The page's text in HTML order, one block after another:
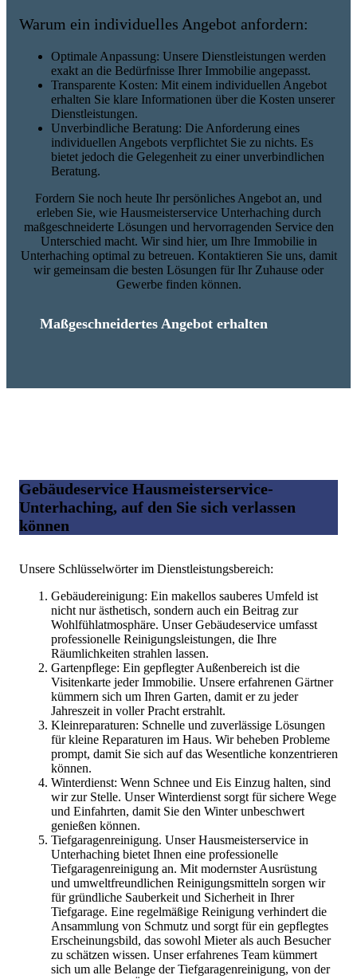
Warum ein individuelles Angebot anfordern:
Optimale Anpassung: Unsere Dienstleistungen werden
exakt an die Bedürfnisse Ihrer Immobilie angepasst.
Transparente Kosten: Mit einem individuellen Angebot
erhalten Sie klare Informationen über die Kosten unserer
Dienstleistungen.
Unverbindliche Beratung: Die Anforderung eines
individuellen Angebots verpflichtet Sie zu nichts. Es
bietet jedoch die Gelegenheit zu einer unverbindlichen
Beratung.
Fordern Sie noch heute Ihr persönliches Angebot an, und
erleben Sie, wie Hausmeisterservice Unterhaching durch
maßgeschneiderte Lösungen und hervorragenden Service den
Unterschied macht. Wir sind hier, um Ihre Immobilie in
Unterhaching optimal zu betreuen. Kontaktieren Sie uns, damit
wir gemeinsam die besten Lösungen für Ihr Zuhause oder
Gewerbe finden können.
Maßgeschneidertes Angebot erhalten
Gebäudeservice Hausmeisterservice-
Unterhaching, auf den Sie sich verlassen
können
Unsere Schlüsselwörter im Dienstleistungsbereich:
Gebäudereinigung: Ein makellos sauberes Umfeld ist
nicht nur ästhetisch, sondern auch ein Beitrag zur
Wohlfühlatmosphäre. Unser Gebäudeservice umfasst
professionelle Reinigungsleistungen, die Ihre
Räumlichkeiten strahlen lassen.
Gartenpflege: Ein gepflegter Außenbereich ist die
Visitenkarte jeder Immobilie. Unsere erfahrenen Gärtner
kümmern sich um Ihren Garten, damit er zu jeder
Jahreszeit in voller Pracht erstrahlt.
Kleinreparaturen: Schnelle und zuverlässige Lösungen
für kleine Reparaturen im Haus. Wir beheben Probleme
prompt, damit Sie sich auf das Wesentliche konzentrieren
können.
Winterdienst: Wenn Schnee und Eis Einzug halten, sind
wir zur Stelle. Unser Winterdienst sorgt für sichere Wege
und Einfahrten, damit Sie den Winter unbeschwert
genießen können.
Tiefgaragenreinigung. Unser Hausmeisterservice in
Unterhaching bietet Ihnen eine professionelle
Tiefgaragenreinigung an. Mit modernster Ausrüstung
und umweltfreundlichen Reinigungsmitteln sorgen wir
für gründliche Sauberkeit und Sicherheit in Ihrer
Tiefgarage. Eine regelmäßige Reinigung verhindert die
Ansammlung von Schmutz und sorgt für ein gepflegtes
Erscheinungsbild, das sowohl Mieter als auch Besucher
zu schätzen wissen. Unser erfahrenes Team kümmert
sich um alle Belange der Tiefgaragenreinigung, von der